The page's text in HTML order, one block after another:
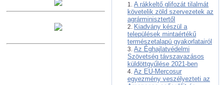
A rákkeltő glifozát tilalmát
követelik zöld szervezetek az
agrárminisztertől
Kiadvány készül a
települések mintaértékű
természetalapú gyakorlatairól
Az Éghajlatvédelmi
Szövetség távszavazásos
küldöttgyűlése 2021-ben
Az EU-Mercosur
egyezmény veszélyezteti az